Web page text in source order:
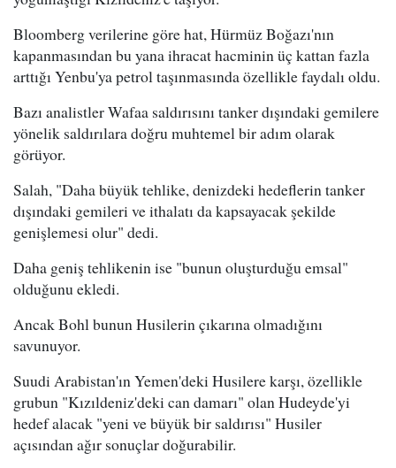
Bloomberg verilerine göre hat, Hürmüz Boğazı'nın
kapanmasından bu yana ihracat hacminin üç kattan fazla
arttığı Yenbu'ya petrol taşınmasında özellikle faydalı oldu.
Bazı analistler Wafaa saldırısını tanker dışındaki gemilere
yönelik saldırılara doğru muhtemel bir adım olarak
görüyor.
Salah, "Daha büyük tehlike, denizdeki hedeflerin tanker
dışındaki gemileri ve ithalatı da kapsayacak şekilde
genişlemesi olur" dedi.
Daha geniş tehlikenin ise "bunun oluşturduğu emsal"
olduğunu ekledi.
Ancak Bohl bunun Husilerin çıkarına olmadığını
savunuyor.
Suudi Arabistan'ın Yemen'deki Husilere karşı, özellikle
grubun "Kızıldeniz'deki can damarı" olan Hudeyde'yi
hedef alacak "yeni ve büyük bir saldırısı" Husiler
açısından ağır sonuçlar doğurabilir.